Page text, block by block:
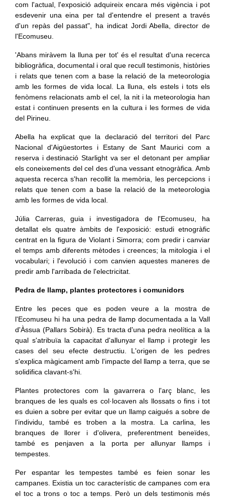
com l'actual, l'exposició adquireix encara més vigència i pot
esdevenir una eina per tal d'entendre el present a través
d'un repàs del passat", ha indicat Jordi Abella, director de
l'Ecomuseu.
'Abans miràvem la lluna per tot' és el resultat d'una recerca
bibliogràfica, documental i oral que recull testimonis, històries
i relats que tenen com a base la relació de la meteorologia
amb les formes de vida local. La lluna, els estels i tots els
fenòmens relacionats amb el cel, la nit i la meteorologia han
estat i continuen presents en la cultura i les formes de vida
del Pirineu.
Abella ha explicat que la declaració del territori del Parc
Nacional d'Aigüestortes i Estany de Sant Maurici com a
reserva i destinació Starlight va ser el detonant per ampliar
els coneixements del cel des d'una vessant etnogràfica. Amb
aquesta recerca s'han recollit la memòria, les percepcions i
relats que tenen com a base la relació de la meteorologia
amb les formes de vida local.
Júlia Carreras, guia i investigadora de l'Ecomuseu, ha
detallat els quatre àmbits de l'exposició: estudi etnogràfic
centrat en la figura de Violant i Simorra; com predir i canviar
el temps amb diferents mètodes i creences; la mitologia i el
vocabulari; i l'evolució i com canvien aquestes maneres de
predir amb l'arribada de l'electricitat.
Pedra de llamp, plantes protectores i comunidors
Entre les peces que es poden veure a la mostra de
l'Ecomuseu hi ha una pedra de llamp documentada a la Vall
d'Àssua (Pallars Sobirà). Es tracta d'una pedra neolítica a la
qual s'atribuïa la capacitat d'allunyar el llamp i protegir les
cases del seu efecte destructiu. L'origen de les pedres
s'explica màgicament amb l'impacte del llamp a terra, que se
solidifica clavant-s'hi.
Plantes protectores com la gavarrera o l'arç blanc, les
branques de les quals es col·locaven als llossats o fins i tot
es duien a sobre per evitar que un llamp caigués a sobre de
l'individu, també es troben a la mostra. La carlina, les
branques de llorer i d'olivera, preferentment beneïdes,
també es penjaven a la porta per allunyar llamps i
tempestes.
Per espantar les tempestes també es feien sonar les
campanes. Existia un toc característic de campanes com era
el toc a trons o toc a temps. Però un dels testimonis més